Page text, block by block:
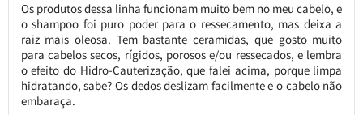
Os produtos dessa linha funcionam muito bem no meu cabelo, e
o shampoo foi puro poder para o ressecamento, mas deixa a
raiz mais oleosa. Tem bastante ceramidas, que gosto muito
para cabelos secos, rígidos, porosos e/ou ressecados, e lembra
o efeito do Hidro-Cauterização, que falei acima, porque limpa
hidratando, sabe? Os dedos deslizam facilmente e o cabelo não
embaraça.